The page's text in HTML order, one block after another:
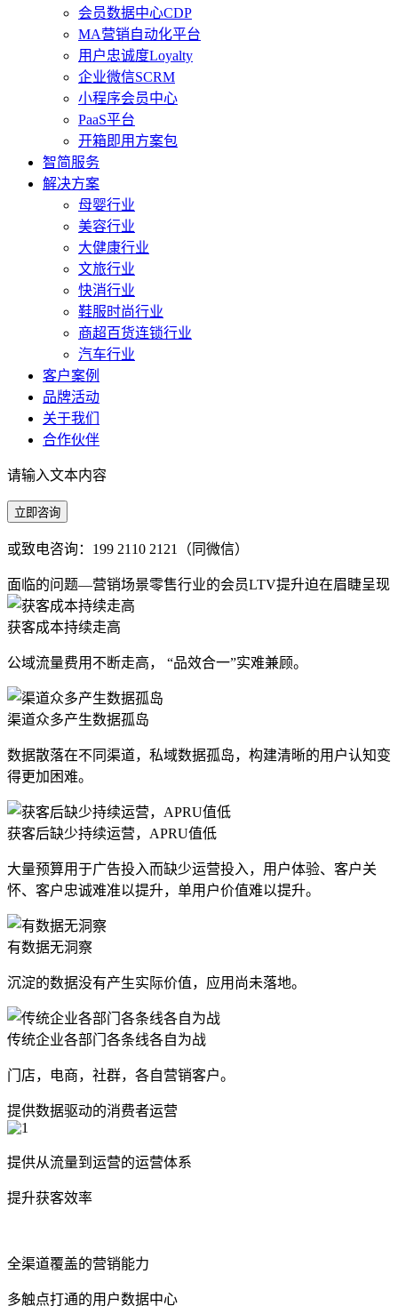
会员数据中心CDP
MA营销自动化平台
用户忠诚度Loyalty
企业微信SCRM
小程序会员中心
PaaS平台
开箱即用方案包
智简服务
解决方案
母婴行业
美容行业
大健康行业
文旅行业
快消行业
鞋服时尚行业
商超百货连锁行业
汽车行业
客户案例
品牌活动
关于我们
合作伙伴
请输入文本内容
或致电咨询：199 2110 2121（同微信）
面临的问题—营销场景零售行业的会员LTV提升迫在眉睫呈现
获客成本持续走高
公域流量费用不断走高， “品效合一”实难兼顾。
渠道众多产生数据孤岛
数据散落在不同渠道，私域数据孤岛，构建清晰的用户认知变
得更加困难。
获客后缺少持续运营，APRU值低
大量预算用于广告投入而缺少运营投入，用户体验、客户关
怀、客户忠诚难准以提升，单用户价值难以提升。
有数据无洞察
沉淀的数据没有产生实际价值，应用尚未落地。
传统企业各部门各条线各自为战
门店，电商，社群，各自营销客户。
提供数据驱动的消费者运营
提供从流量到运营的运营体系
提升获客效率
全渠道覆盖的营销能力
多触点打通的用户数据中心